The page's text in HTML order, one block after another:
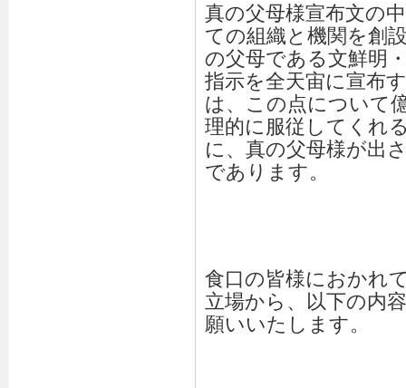
真の父母様宣布文の
ての組織と機関を創
の父母である文鮮明
指示を全天宙に宣布
は、この点について
理的に服従してくれ
に、真の父母様が出
であります。
食口の皆様におかれ
立場から、以下の内
願いいたします。